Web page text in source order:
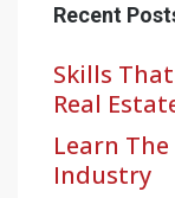
Recent
Skills
Real
Learn
Industry